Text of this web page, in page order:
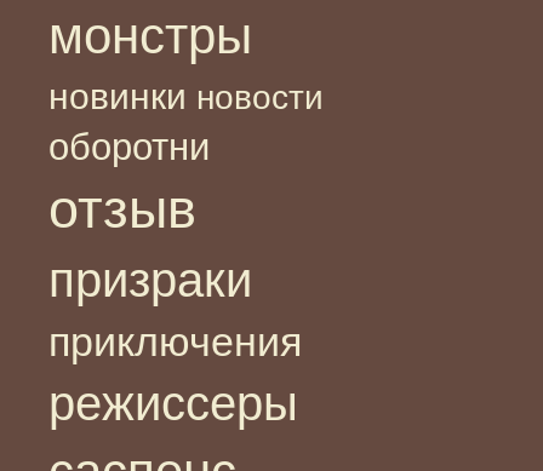
монстры
новинки новости
оборотни
отзыв
призраки
приключения
режиссеры